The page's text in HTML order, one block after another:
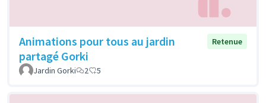
Animations pour tous au jardin
partagé Gorki
Retenue
Jardin Gorki 2 5